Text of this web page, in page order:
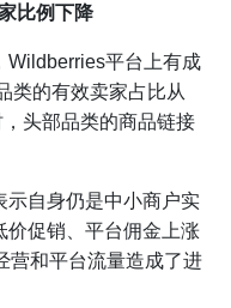
比例下降
Wildberries平台上有成
类的有效卖家占比从
头部品类的商品链接
示自身仍是中小商户实
价促销、平台佣金上涨
营和平台流量造成了进